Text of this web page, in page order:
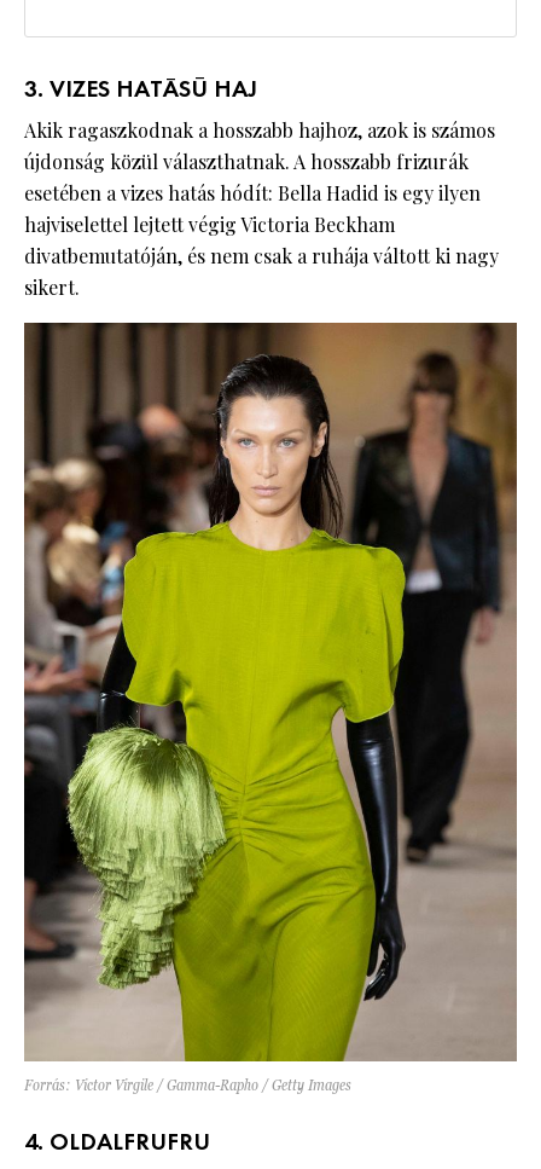
3. VIZES HATÁSÚ HAJ
Akik ragaszkodnak a hosszabb hajhoz, azok is számos
újdonság közül választhatnak. A hosszabb frizurák
esetében a vizes hatás hódít: Bella Hadid is egy ilyen
hajviselettel lejtett végig Victoria Beckham
divatbemutatóján, és nem csak a ruhája váltott ki nagy
sikert.
Forrás: Victor Virgile / Gamma-Rapho / Getty Images
4. OLDALFRUFRU